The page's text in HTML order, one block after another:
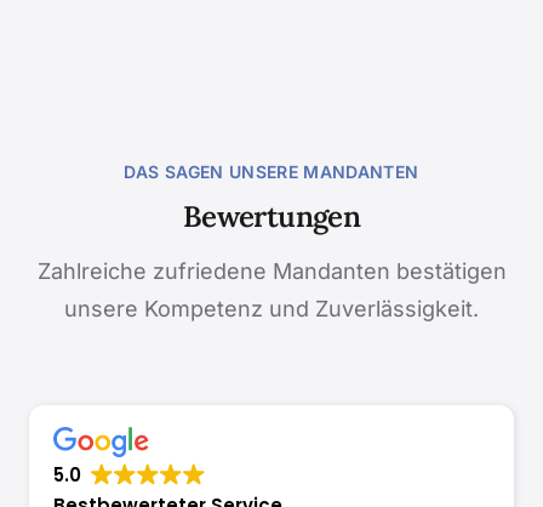
DAS SAGEN UNSERE MANDANTEN
Bewertungen
Zahlreiche zufriedene Mandanten bestätigen
unsere Kompetenz und Zuverlässigkeit.
5.0